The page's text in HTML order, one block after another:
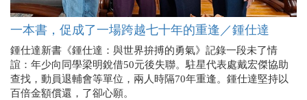
一本書，促成了一場跨越七十年的重逢／鍾仕達
鍾仕達新書《鍾仕達：與世界拚搏的勇氣》記錄一段未了情
誼：年少向同學梁明銳借50元後失聯。駐星代表處戴宏傑協助
查找，動員退輔會等單位，兩人時隔70年重逢。鍾仕達堅持以
百倍金額償還，了卻心願。